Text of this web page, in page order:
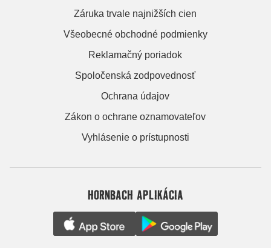
Záruka trvale najnižších cien
Všeobecné obchodné podmienky
Reklamačný poriadok
Spoločenská zodpovednosť
Ochrana údajov
Zákon o ochrane oznamovateľov
Vyhlásenie o prístupnosti
HORNBACH APLIKÁCIA